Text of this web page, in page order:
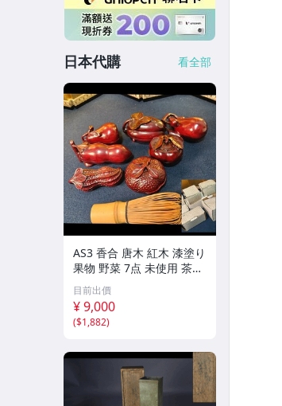
日本代購 看全部
AS3 香合 唐木 紅木 漆塗り
果物 野菜 7点 未使用 茶道
具 小物
目前出價
¥ 9,000
($1,882)